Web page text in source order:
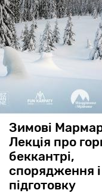
Зимові
Лекція про
беккантрі,
спорядження і
підготовку